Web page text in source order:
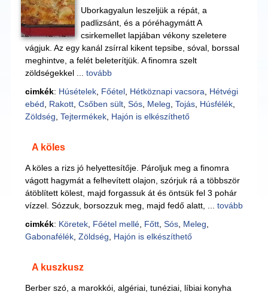
Uborkagyalun leszeljük a répát, a
padlizsánt, és a póréhagymátt A
csirkemellet lapjában vékony szeletere
vágjuk. Az egy kanál zsírral kikent tepsibe, sóval, borssal
meghintve, a felét beleterítjük. A finomra szelt
zöldségekkel ... tovább
cimkék: Húsételek, Főétel, Hétköznapi vacsora
Hétvégi
ebéd
Rakott, Csőben sült, Sós, Meleg Tojás, Húsfélék,
Zöldség Tejtermékek, Hajón is elkészíthető
A köles
A köles a rizs jó helyettesítője. Pároljuk meg a finomra
vágott hagymát a felhevített olajon, szórjuk rá a többször
átöblített kölest, majd forgassuk át és öntsük fel 3 pohár
vízzel. Sózzuk, borsozzuk meg, majd fedő alatt, ... tovább
cimkék: Köretek, Főétel mellé, Főtt, Sós, Meleg
Gabonafélék, Zöldség Hajón is elkészíthető
A kuszkusz
Berber szó, a marokkói, algériai, tunéziai, líbiai konyha